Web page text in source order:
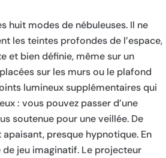
huit modes de nébuleuses. Il ne
les teintes profondes de l’espace,
et bien définie, même sur un
sur les murs ou le plafond
lumineux supplémentaires qui
: vous pouvez passer d’une
soutenue pour une veillée. De
presque hypnotique. En
jeu imaginatif. Le projecteur